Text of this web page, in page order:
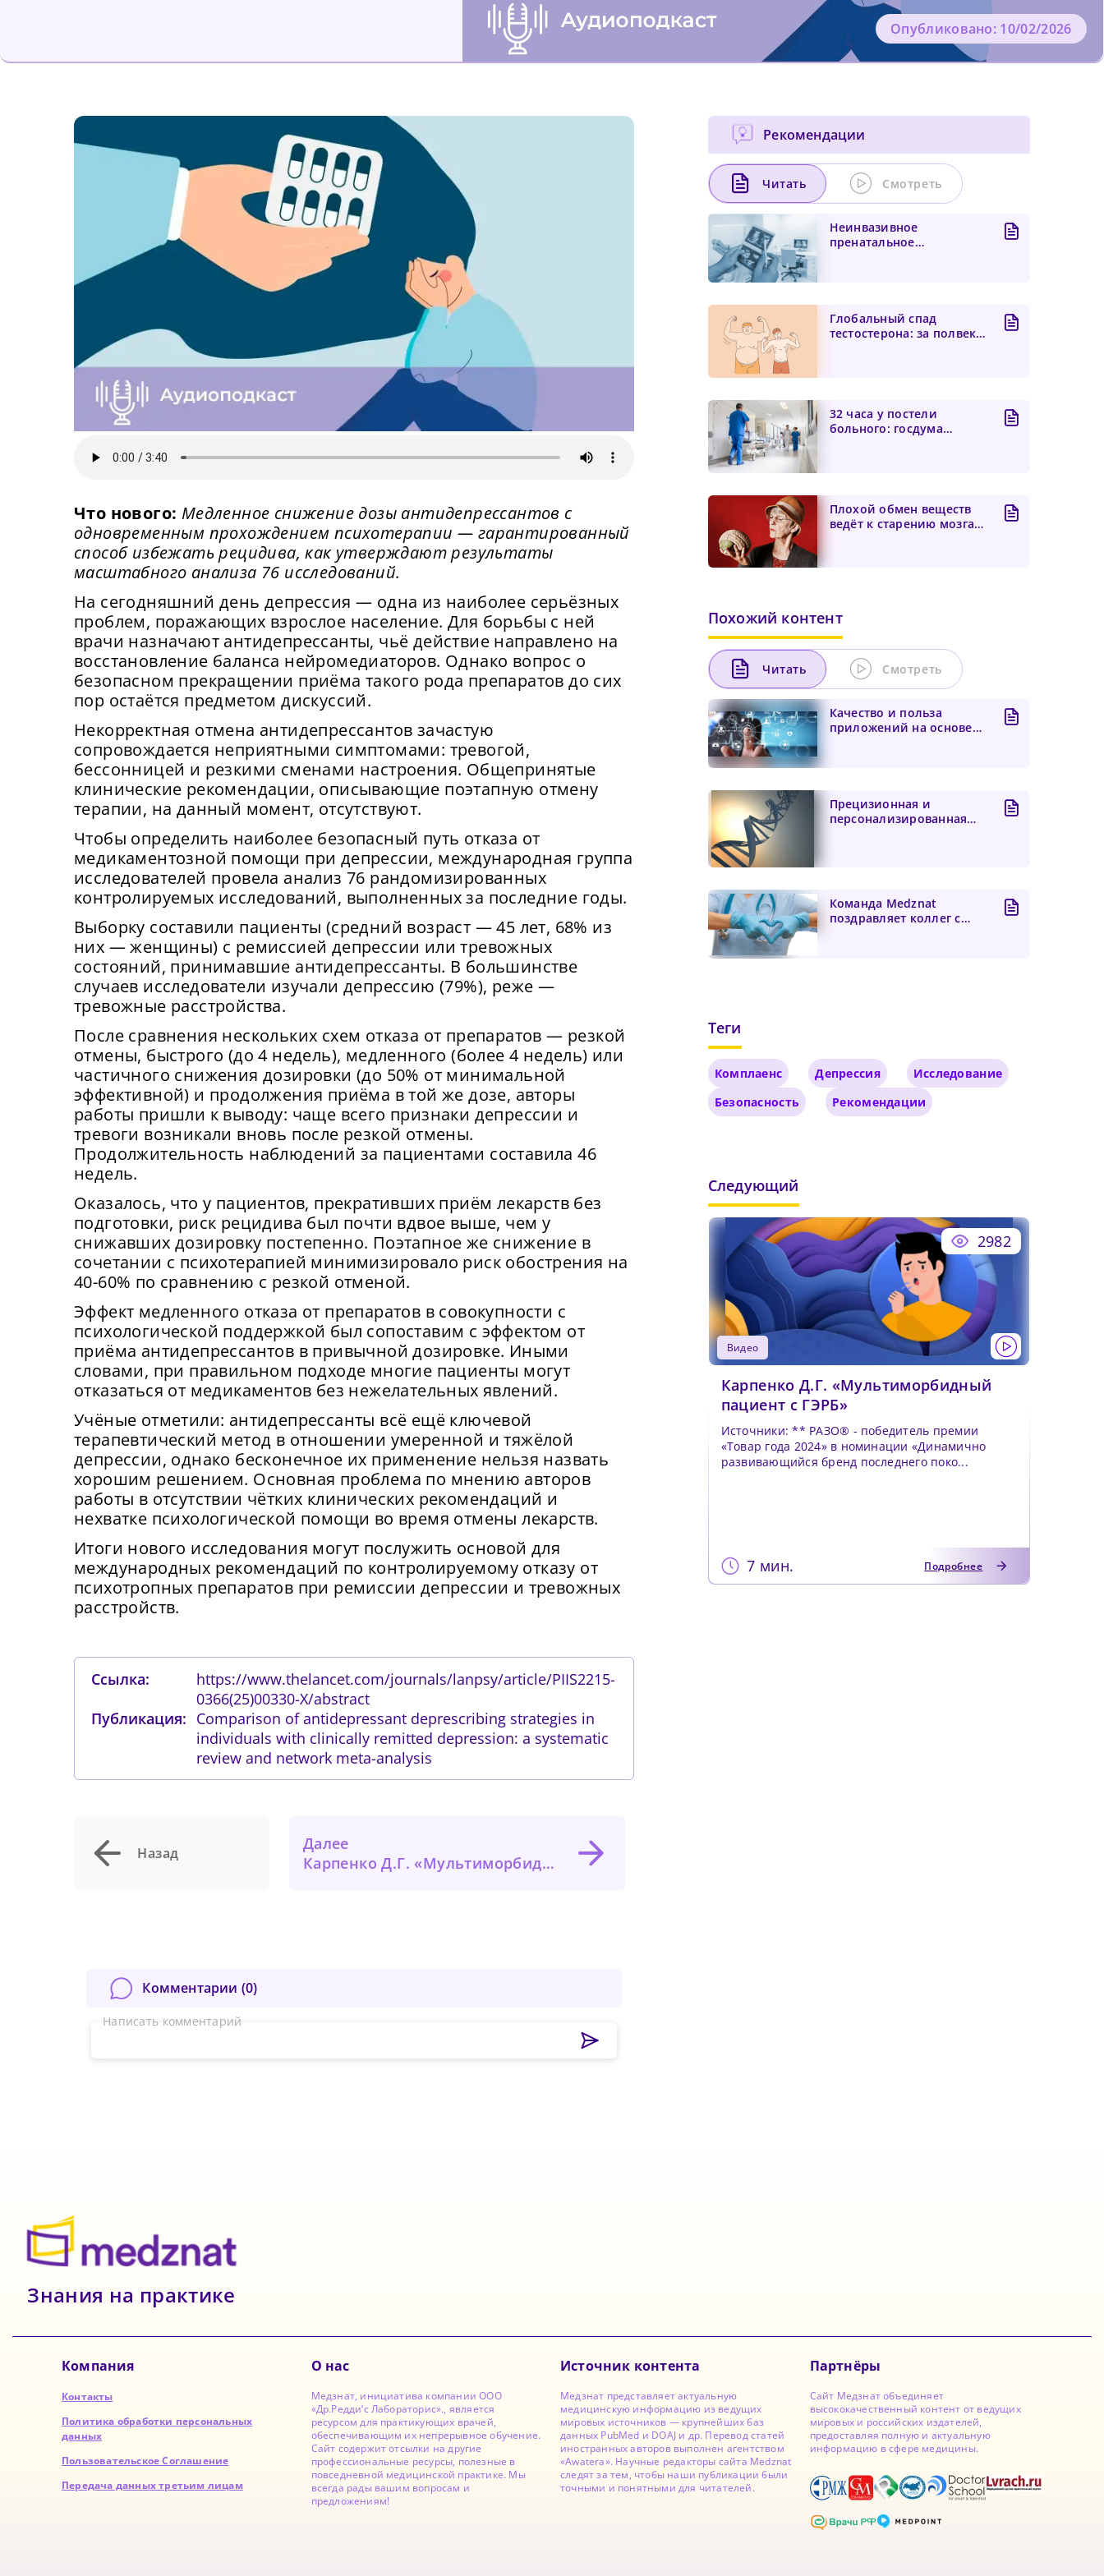
Сменить пароль!
Сменить пароль!
Новый Пароль
Придумайте пароль
Как минимум одна заглавная буква, одна цифра и один специальный
символ
Как минимум одна строчная латинская буква
Пароль должен содержать от 8 до 12 символов
Подтвердите Пароль*
входе через аккаунты сторонних сервисов, Вы принимаете
условияПользовательского Соглашения
касающееся обработки Ваших персональных данных. Подробнее
об обработке данных вПолитике.
Отправить
Опубликовано: 10/02/2026
Что нового: Медленное снижение дозы антидепрессантов с
одновременным прохождением психотерапии — гарантированный
способ избежать рецидива, как утверждают результаты
масштабного анализа 76 исследований.
На сегодняшний день депрессия — одна из наиболее серьёзных
проблем, поражающих взрослое население. Для борьбы с ней
врачи назначают антидепрессанты, чьё действие направлено на
восстановление баланса нейромедиаторов. Однако вопрос о
безопасном прекращении приёма такого рода препаратов до сих
пор остаётся предметом дискуссий.
Некорректная отмена антидепрессантов зачастую
сопровождается неприятными симптомами: тревогой,
бессонницей и резкими сменами настроения. Общепринятые
клинические рекомендации, описывающие поэтапную отмену
терапии, на данный момент, отсутствуют.
Чтобы определить наиболее безопасный путь отказа от
медикаментозной помощи при депрессии, международная группа
исследователей провела анализ 76 рандомизированных
контролируемых исследований, выполненных за последние годы.
Выборку составили пациенты (средний возраст — 45 лет, 68% из
них — женщины) с ремиссией депрессии или тревожных
состояний, принимавшие антидепрессанты. В большинстве
случаев исследователи изучали депрессию (79%), реже —
тревожные расстройства.
После сравнения нескольких схем отказа от препаратов — резкой
отмены, быстрого (до 4 недель), медленного (более 4 недель) или
частичного снижения дозировки (до 50% от минимальной
эффективной) и продолжения приёма в той же дозе, авторы
работы пришли к выводу: чаще всего признаки депрессии и
тревоги возникали вновь после резкой отмены.
Продолжительность наблюдений за пациентами составила 46
недель.
Оказалось, что у пациентов, прекративших приём лекарств без
подготовки, риск рецидива был почти вдвое выше, чем у
снижавших дозировку постепенно. Поэтапное же снижение в
сочетании с психотерапией минимизировало риск обострения на
40-60% по сравнению с резкой отменой.
Эффект медленного отказа от препаратов в совокупности с
психологической поддержкой был сопоставим с эффектом от
приёма антидепрессантов в привычной дозировке. Иными
словами, при правильном подходе многие пациенты могут
отказаться от медикаментов без нежелательных явлений.
Учёные отметили: антидепрессанты всё ещё ключевой
терапевтический метод в отношении умеренной и тяжёлой
депрессии, однако бесконечное их применение нельзя назвать
хорошим решением. Основная проблема по мнению авторов
работы в отсутствии чётких клинических рекомендаций и
нехватке психологической помощи во время отмены лекарств.
Итоги нового исследования могут послужить основой для
международных рекомендаций по контролируемому отказу от
психотропных препаратов при ремиссии депрессии и тревожных
расстройств.
Ссылка:
https://www.thelancet.com/journals/lanpsy/article/PIIS2215-
0366(25)00330-X/abstract
Публикация: Comparison of antidepressant deprescribing strategies in
individuals with clinically remitted depression: a systematic
review and network meta-analysis
Назад
Далее
Карпенко Д.Г. «Мультиморбидный пациент с ГЭРБ»
Комментарии (0)
Написать комментарий
Рекомендации
Читать Смотреть
Неинвазивное
пренатальное
Глобальный спад
тестостерона: за полвека
32 часа у постели
больного: госдума
Плохой обмен веществ
ведёт к старению мозга
Похожий контент
Читать Смотреть
Качество и польза
приложений на основе
Прецизионная и
персонализированная
Команда Medznat
поздравляет коллег с
Теги
Комплаенс Депрессия
Исследование
Безопасность
Рекомендации
Следующий
2982
видео
Карпенко Д.Г. «Мультиморбидный
пациент с ГЭРБ»
Источники: ** РАЗО® - победитель премии
«Товар года 2024» в номинации «Динамично
развивающийся бренд последнего поко...
7 мин. Подробнее
Знания на практике
Компания
Контакты
Политика обработки персональных
данных
Пользовательское Соглашение
Передача данных третьим лицам
О нас
Медзнат, инициатива компании ООО
«Др.Редди’с Лабораторис»., является
ресурсом для практикующих врачей,
обеспечивающим их непрерывное обучение.
Сайт содержит отсылки на другие
профессиональные ресурсы, полезные в
повседневной медицинской практике. Мы
всегда рады вашим вопросам и
предложениям!
Источник контента
Медзнат представляет актуальную
медицинскую информацию из ведущих
мировых источников — крупнейших баз
данных PubMed и DOAJ и др. Перевод статей
иностранных авторов выполнен агентством
«Awatera». Научные редакторы сайта Medznat
следят за тем, чтобы наши публикации были
точными и понятными для читателей.
Партнёры
Сайт Медзнат объединяет
высококачественный контент от ведущих
мировых и российских издателей,
предоставляя полную и актуальную
информацию в сфере медицины.
могут возникнуть сложности при использовании нашего
сайта. Чтобы обеспечить более стабильную работу,
подключитесь к быстрому соединению.
Продолжить просмотр